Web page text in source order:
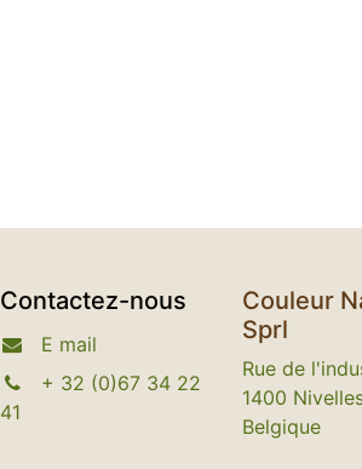
Contactez-nous
E mail
+ 32 (0)67 34 22
41
Couleur
Sprl
Rue de
1400
Belgique